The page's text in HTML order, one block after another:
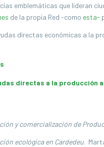
emblemáticas que lideran
de la propia Red -como esta-
directas económicas a la
directas a la producción
y comercialización de
ecológica en Cardedeu.